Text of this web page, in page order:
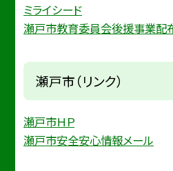
ミライシード
瀬戸市教育委員会後援事業配
瀬戸市（リンク）
瀬戸市ＨＰ
瀬戸市安全安心情報メール